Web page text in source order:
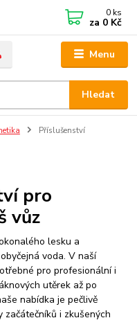
Menu
Hledat
0 ks
za 0 Kč
Příslušenství
pro
vůz
lesku a
voda. V naší
pro profesionální i
utěrek až po
nabídka je pečlivě
i zkušených